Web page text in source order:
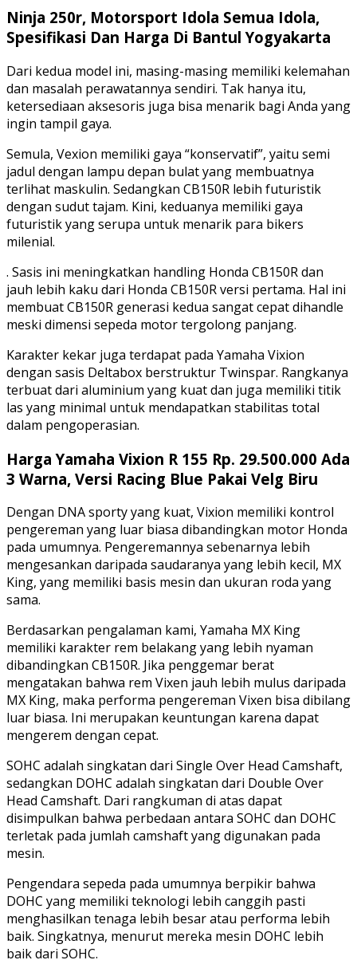
Ninja 250r, Motorsport Idola Semua Idola,
Spesifikasi Dan Harga Di Bantul Yogyakarta
Dari kedua model ini, masing-masing memiliki kelemahan
dan masalah perawatannya sendiri. Tak hanya itu,
ketersediaan aksesoris juga bisa menarik bagi Anda yang
ingin tampil gaya.
Semula, Vexion memiliki gaya “konservatif”, yaitu semi
jadul dengan lampu depan bulat yang membuatnya
terlihat maskulin. Sedangkan CB150R lebih futuristik
dengan sudut tajam. Kini, keduanya memiliki gaya
futuristik yang serupa untuk menarik para bikers
milenial.
. Sasis ini meningkatkan handling Honda CB150R dan
jauh lebih kaku dari Honda CB150R versi pertama. Hal ini
membuat CB150R generasi kedua sangat cepat dihandle
meski dimensi sepeda motor tergolong panjang.
Karakter kekar juga terdapat pada Yamaha Vixion
dengan sasis Deltabox berstruktur Twinspar. Rangkanya
terbuat dari aluminium yang kuat dan juga memiliki titik
las yang minimal untuk mendapatkan stabilitas total
dalam pengoperasian.
Harga Yamaha Vixion R 155 Rp. 29.500.000 Ada
3 Warna, Versi Racing Blue Pakai Velg Biru
Dengan DNA sporty yang kuat, Vixion memiliki kontrol
pengereman yang luar biasa dibandingkan motor Honda
pada umumnya. Pengeremannya sebenarnya lebih
mengesankan daripada saudaranya yang lebih kecil, MX
King, yang memiliki basis mesin dan ukuran roda yang
sama.
Berdasarkan pengalaman kami, Yamaha MX King
memiliki karakter rem belakang yang lebih nyaman
dibandingkan CB150R. Jika penggemar berat
mengatakan bahwa rem Vixen jauh lebih mulus daripada
MX King, maka performa pengereman Vixen bisa dibilang
luar biasa. Ini merupakan keuntungan karena dapat
mengerem dengan cepat.
SOHC adalah singkatan dari Single Over Head Camshaft,
sedangkan DOHC adalah singkatan dari Double Over
Head Camshaft. Dari rangkuman di atas dapat
disimpulkan bahwa perbedaan antara SOHC dan DOHC
terletak pada jumlah camshaft yang digunakan pada
mesin.
Pengendara sepeda pada umumnya berpikir bahwa
DOHC yang memiliki teknologi lebih canggih pasti
menghasilkan tenaga lebih besar atau performa lebih
baik. Singkatnya, menurut mereka mesin DOHC lebih
baik dari SOHC.